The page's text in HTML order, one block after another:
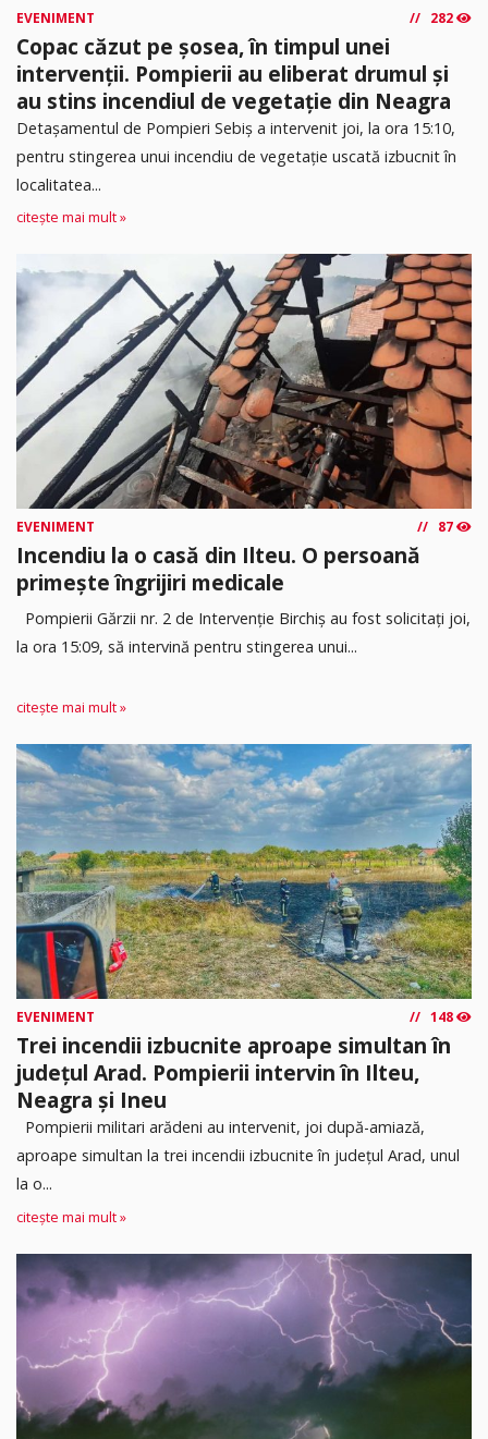
EVENIMENT 282
Copac căzut pe șosea, în timpul unei
intervenții. Pompierii au eliberat drumul și
au stins incendiul de vegetație din Neagra
Detașamentul de Pompieri Sebiș a intervenit joi, la ora 15:10,
pentru stingerea unui incendiu de vegetație uscată izbucnit în
localitatea...
citește mai mult »
EVENIMENT 87
Incendiu la o casă din Ilteu. O persoană
primește îngrijiri medicale
Pompierii Gărzii nr. 2 de Intervenție Birchiș au fost solicitați joi,
la ora 15:09, să intervină pentru stingerea unui...
citește mai mult »
EVENIMENT 148
Trei incendii izbucnite aproape simultan în
județul Arad. Pompierii intervin în Ilteu,
Neagra și Ineu
Pompierii militari arădeni au intervenit, joi după-amiază,
aproape simultan la trei incendii izbucnite în județul Arad, unul
la o...
citește mai mult »